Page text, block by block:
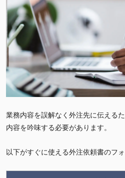
業務内容を誤解なく外注先に伝える
内容を吟味する必要があります。
以下がすぐに使える外注依頼書のフォ